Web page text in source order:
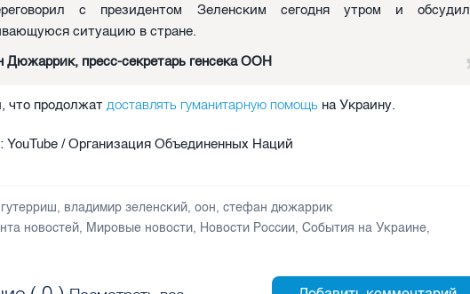
с президентом Зеленским сегодня утром и обсудил
ситуацию в стране.
Дюжаррик, пресс-секретарь генсека ООН
что продолжатдоставлять гуманитарную помощь на Украину.
YouTube / Организация Объединенных Наций
, владимир зеленский,оон,стефан дюжаррик
новостей, Мировые новости, Новости России,События на Украине,